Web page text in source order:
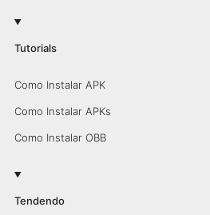
Tutorials
Como Instalar APK
Como Instalar APKs
Como Instalar OBB
Tendendo